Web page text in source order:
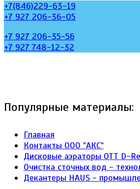
+7(846)229-63-19
+7 927 206-36-05
+7 927 206-35-56
+7 927 748-12-32
Популярные материалы:
Главная
Контакты ООО "АКС"
Дисковые аэраторы ОТТ D-
Очистка сточных вод -
Декантеры HAUS -